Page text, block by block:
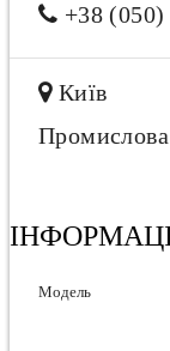
+38
Київ
Промислова
Модель